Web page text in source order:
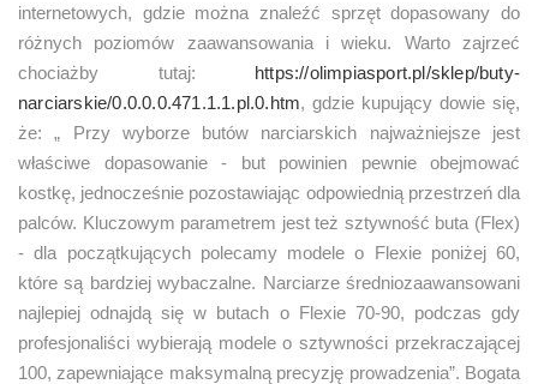
internetowych, gdzie można znaleźć sprzęt dopasowany do
różnych poziomów zaawansowania i wieku. Warto zajrzeć
chociażby tutaj: https://olimpiasport.pl/sklep/buty-
narciarskie/0.0.0.0.471.1.1.pl.0.htm, gdzie kupujący dowie się,
że: „ Przy wyborze butów narciarskich najważniejsze jest
właściwe dopasowanie - but powinien pewnie obejmować
kostkę, jednocześnie pozostawiając odpowiednią przestrzeń dla
palców. Kluczowym parametrem jest też sztywność buta (Flex)
- dla początkujących polecamy modele o Flexie poniżej 60,
które są bardziej wybaczalne. Narciarze średniozaawansowani
najlepiej odnajdą się w butach o Flexie 70-90, podczas gdy
profesjonaliści wybierają modele o sztywności przekraczającej
100, zapewniające maksymalną precyzję prowadzenia”. Bogata